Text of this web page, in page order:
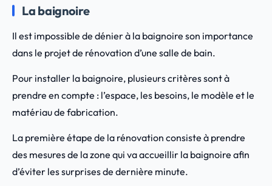
La baignoire
Il est impossible de dénier à la baignoire son importance
dans le projet de rénovation d’une salle de bain.
Pour installer la baignoire, plusieurs critères sont à
prendre en compte : l’espace, les besoins, le modèle et le
matériau de fabrication.
La première étape de la rénovation consiste à prendre
des mesures de la zone qui va accueillir la baignoire afin
d’éviter les surprises de dernière minute.